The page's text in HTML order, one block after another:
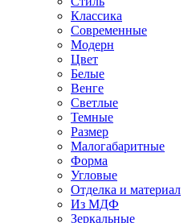
Классика
Современные
Модерн
Цвет
Белые
Венге
Светлые
Темные
Размер
Малогабаритные
Форма
Угловые
Отделка и материал
Из МДФ
Зеркальные